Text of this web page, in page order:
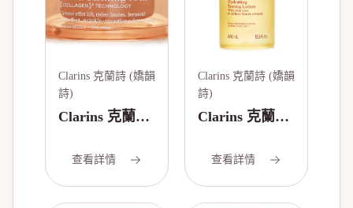
Clarins 克蘭詩 (嬌韻
詩)
Clarins 克蘭詩
緊緻日霜 (適合
乾性肌膚) 50ml
查看詳情
Clarins 克蘭詩 (嬌韻
詩)
Clarins 克蘭詩
保濕爽膚露 (中
性至乾性肌適
用)400ml/13.5oz
查看詳情